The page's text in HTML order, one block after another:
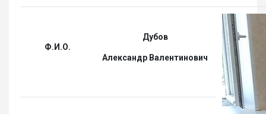
Ф.И.О.
Дубов
Александр Валентинович